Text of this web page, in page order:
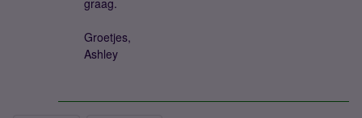
graag.
Groetjes,
Ashley